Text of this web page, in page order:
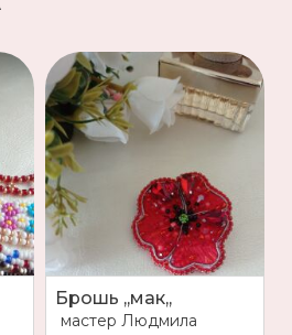
Брошь ,,мак,,
мастер Людмила